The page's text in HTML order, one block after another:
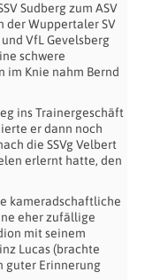
Sudberg zum ASV
der Wuppertaler SV
VfL Gevelsberg
schwere
im Knie nahm Bernd
ins Trainergeschäft
er dann noch
die SSVg Velbert
erlernt hatte, den
kameradschaftliche
eher zufällige
mit seinem
Lucas (brachte
guter Erinnerung